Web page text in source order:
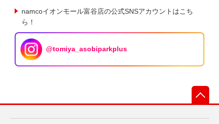
namcoイオンモール富谷店の公式SNSアカウントはこち
ら！
@tomiya_asobiparkplus